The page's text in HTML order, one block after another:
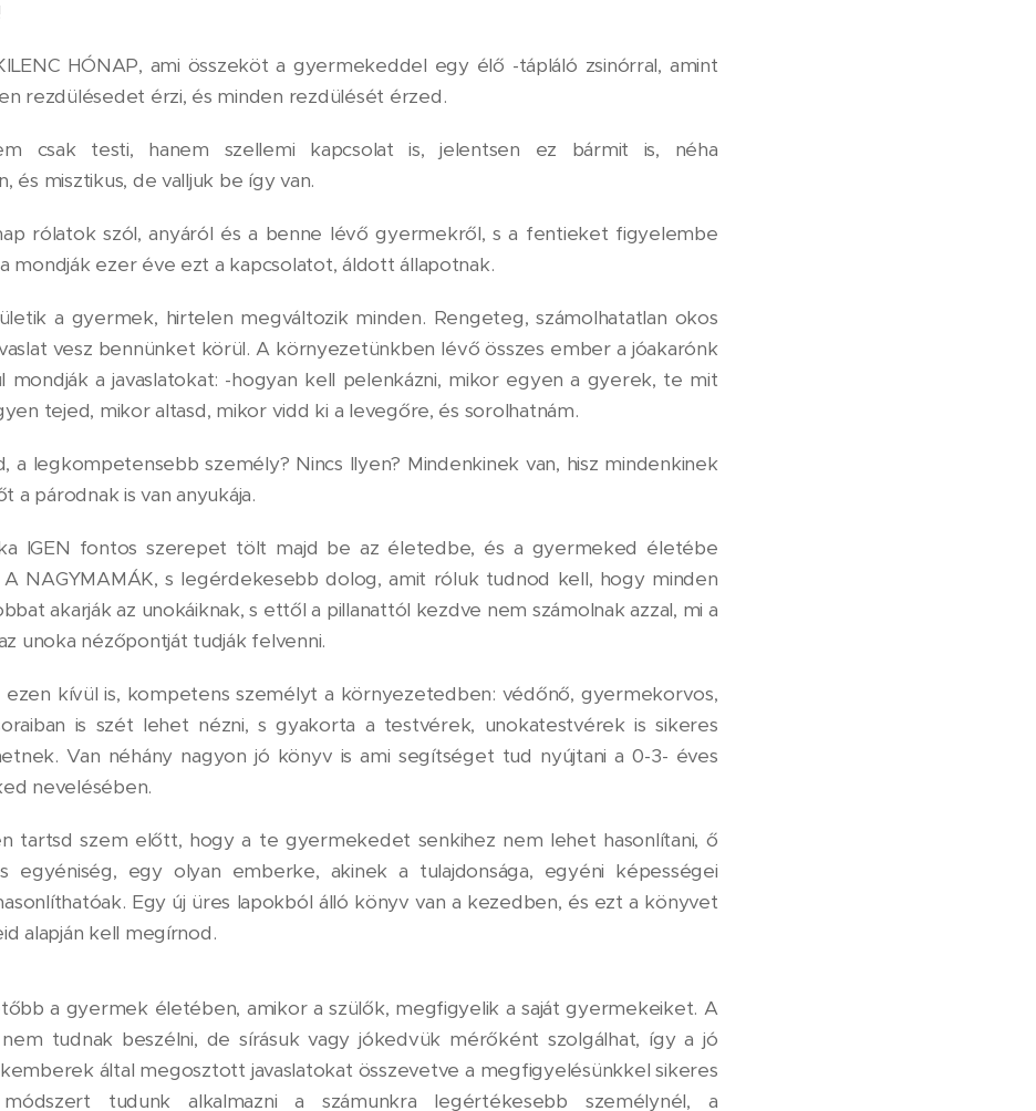
HÓNAP, ami összeköt a gyermekeddel egy élő -tápláló zsinórral, amint
rezdülésedet érzi, és minden rezdülését érzed.
csak testi, hanem szellemi kapcsolat is, jelentsen ez bármit is, néha
és misztikus, de valljuk be így van.
rólatok szól, anyáról és a benne lévő gyermekről, s a fentieket figyelembe
mondják ezer éve ezt a kapcsolatot, áldott állapotnak.
a gyermek, hirtelen megváltozik minden. Rengeteg, számolhatatlan okos
vesz bennünket körül. A környezetünkben lévő összes ember a jóakarónk
mondják a javaslatokat: -hogyan kell pelenkázni, mikor egyen a gyerek, te mit
tejed, mikor altasd, mikor vidd ki a levegőre, és sorolhatnám.
a legkompetensebb személy? Nincs Ilyen? Mindenkinek van, hisz mindenkinek
a párodnak is van anyukája.
IGEN fontos szerepet tölt majd be az életedbe, és a gyermeked életébe
A NAGYMAMÁK, s legérdekesebb dolog, amit róluk tudnod kell, hogy minden
akarják az unokáiknak, s ettől a pillanattól kezdve nem számolnak azzal, mi a
unoka nézőpontját tudják felvenni.
ezen kívül is, kompetens személyt a környezetedben: védőnő, gyermekorvos,
is szét lehet nézni, s gyakorta a testvérek, unokatestvérek is sikeres
Van néhány nagyon jó könyv is ami segítséget tud nyújtani a 0-3- éves
nevelésében.
tartsd szem előtt, hogy a te gyermekedet senkihez nem lehet hasonlítani, ő
egyéniség, egy olyan emberke, akinek a tulajdonsága, egyéni képességei
Egy új üres lapokból álló könyv van a kezedben, és ezt a könyvet
alapján kell megírnod.
a gyermek életében, amikor a szülők, megfigyelik a saját gyermekeiket. A
tudnak beszélni, de sírásuk vagy jókedvük mérőként szolgálhat, így a jó
által megosztott javaslatokat összevetve a megfigyelésünkkel sikeres
tudunk alkalmazni a számunkra legértékesebb személynél, a